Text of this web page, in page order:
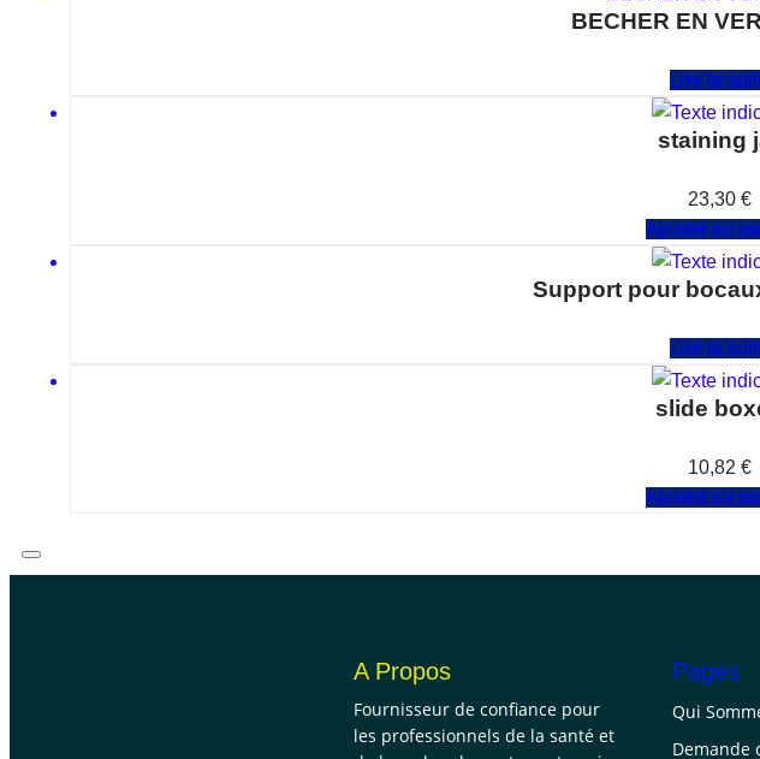
BECHER EN
Lire la
staining
23,30 €
Ajouter au
Support pour
Lire la
slide
10,82 €
Ajouter au
A Propos
Fournisseur de confiance pour
les professionnels de la santé et
Pages
Qui
Demande